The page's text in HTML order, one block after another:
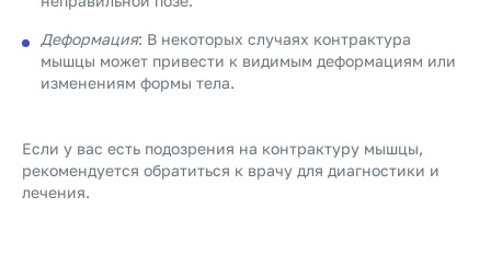
Деформация: В некоторых случаях контрактура
мышцы может привести к видимым деформациям или
изменениям формы тела.
Если у вас есть подозрения на контрактуру мышцы,
рекомендуется обратиться к врачу для диагностики и
лечения.